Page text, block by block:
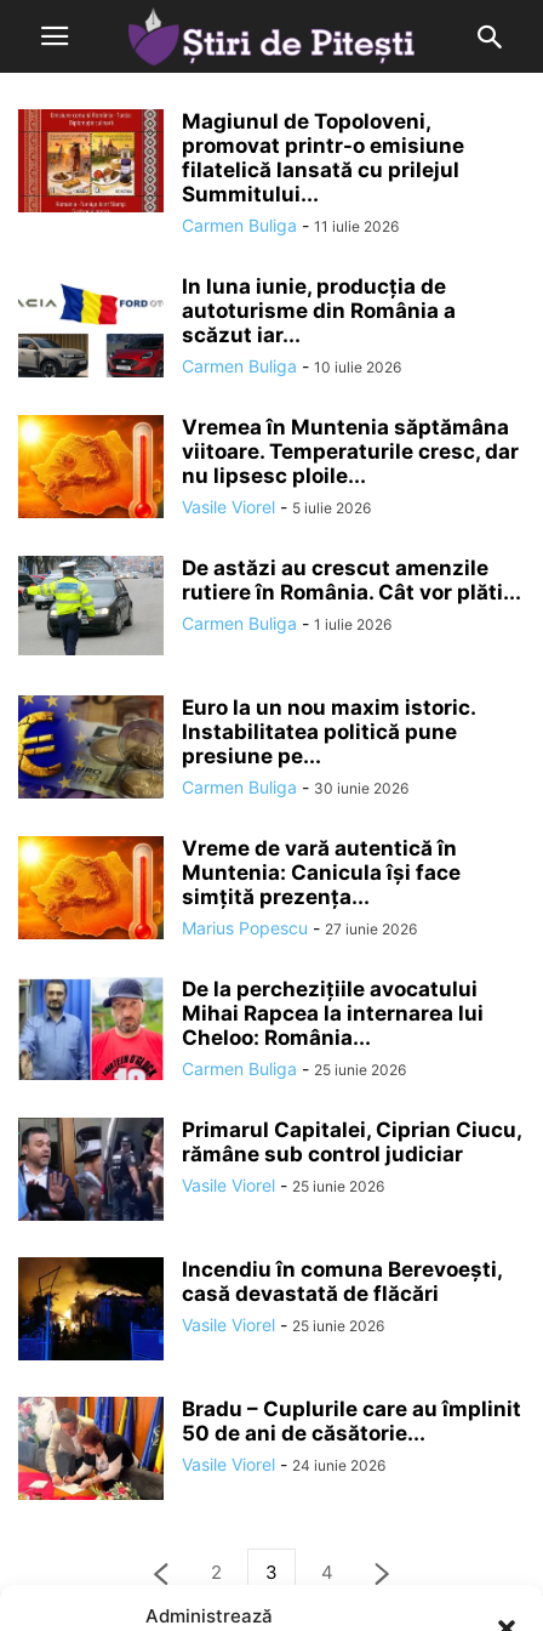
Administrează
Magiunul de Topoloveni,
promovat printr-o emisiune
filatelică lansată cu prilejul
Summitului...
Carmen Buliga - 11 iulie 2026
In luna iunie, producția de
autoturisme din România a
scăzut iar...
Carmen Buliga - 10 iulie 2026
Vremea în Muntenia săptămâna
viitoare. Temperaturile cresc, dar
nu lipsesc ploile...
Vasile Viorel - 5 iulie 2026
De astăzi au crescut amenzile
rutiere în România. Cât vor plăti...
Carmen Buliga - 1 iulie 2026
Euro la un nou maxim istoric.
Instabilitatea politică pune
presiune pe...
Carmen Buliga - 30 iunie 2026
Vreme de vară autentică în
Muntenia: Canicula își face
simțită prezența...
Marius Popescu - 27 iunie 2026
De la perchezițiile avocatului
Mihai Rapcea la internarea lui
Cheloo: România...
Carmen Buliga - 25 iunie 2026
Primarul Capitalei, Ciprian Ciucu,
rămâne sub control judiciar
Vasile Viorel - 25 iunie 2026
Incendiu în comuna Berevoești,
casă devastată de flăcări
Vasile Viorel - 25 iunie 2026
Bradu – Cuplurile care au împlinit
50 de ani de căsătorie...
Vasile Viorel - 24 iunie 2026
2 3 4